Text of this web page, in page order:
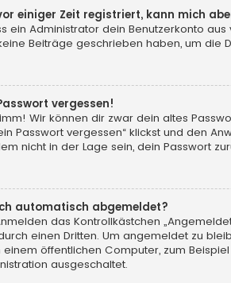
einiger Zeit registriert, kann mich
ein Administrator dein Benutzerkonto
Beiträge geschrieben haben, um die
vergessen!
Wir können dir zwar dein altes
Passwort vergessen“ klickst und den
nicht in der Lage sein, dein Passwort
automatisch abgemeldet?
das Kontrollkästchen
einen Dritten. Um angemeldet zu
öffentlichen Computer, zum
ausgeschaltet.